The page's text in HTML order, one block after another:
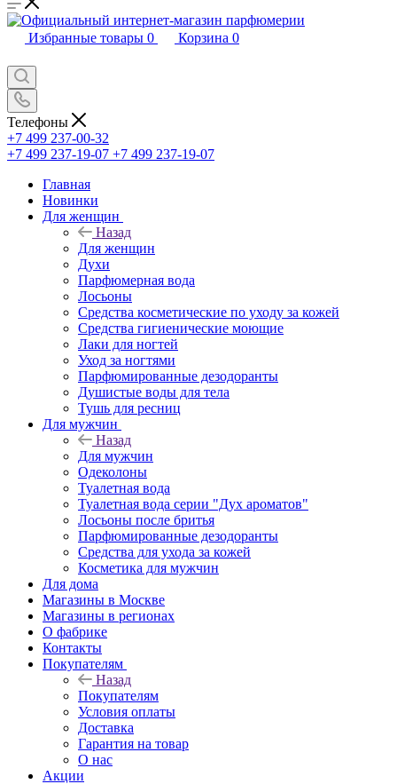
Избранные товары 0 Корзина 0
Телефоны
+7 499 237-00-32
+7 499 237-19-07 +7 499 237-19-07
Главная
Новинки
Для женщин
Назад
Для женщин
Духи
Парфюмерная вода
Лосьоны
Средства косметические по уходу за кожей
Средства гигиенические моющие
Лаки для ногтей
Уход за ногтями
Парфюмированные дезодоранты
Душистые воды для тела
Тушь для ресниц
Для мужчин
Назад
Для мужчин
Одеколоны
Туалетная вода
Туалетная вода серии "Дух ароматов"
Лосьоны после бритья
Парфюмированные дезодоранты
Средства для ухода за кожей
Косметика для мужчин
Для дома
Магазины в Москве
Магазины в регионах
О фабрике
Контакты
Покупателям
Назад
Покупателям
Условия оплаты
Доставка
Гарантия на товар
О нас
Акции